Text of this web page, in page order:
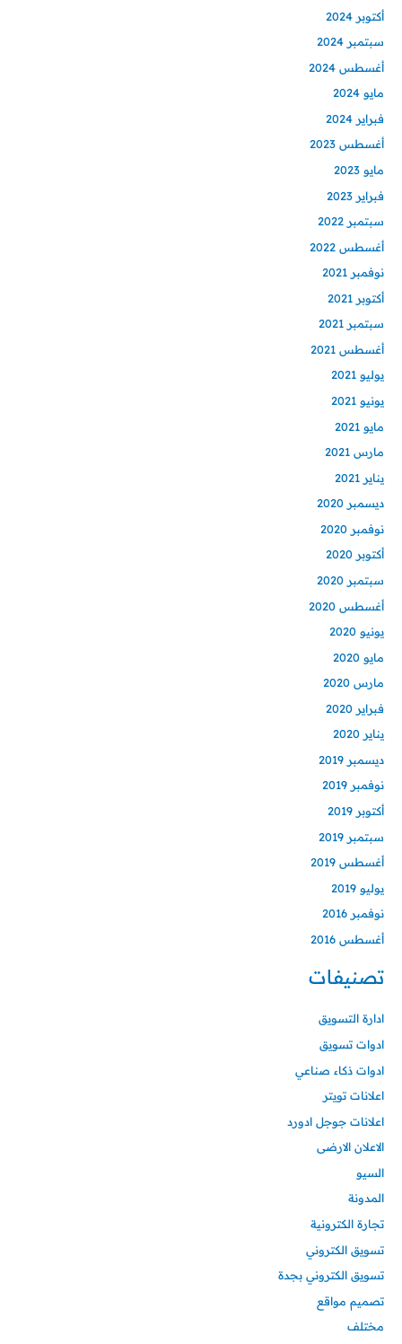
أكتوبر 2024
سبتمبر 2024
أغسطس 2024
مايو 2024
فبراير 2024
أغسطس 2023
مايو 2023
فبراير 2023
سبتمبر 2022
أغسطس 2022
نوفمبر 2021
أكتوبر 2021
سبتمبر 2021
أغسطس 2021
يوليو 2021
يونيو 2021
مايو 2021
مارس 2021
يناير 2021
ديسمبر 2020
نوفمبر 2020
أكتوبر 2020
سبتمبر 2020
أغسطس 2020
يونيو 2020
مايو 2020
مارس 2020
فبراير 2020
يناير 2020
ديسمبر 2019
نوفمبر 2019
أكتوبر 2019
سبتمبر 2019
أغسطس 2019
يوليو 2019
نوفمبر 2016
أغسطس 2016
تصنيفات
ادارة التسويق
ادوات تسويق
ادوات ذكاء صناعي
اعلانات تويتر
اعلانات جوجل ادورد
الاعلان الارضى
السيو
المدونة
تجارة الكترونية
تسويق الكتروني
تسويق الكتروني بجدة
تصميم مواقع
مختلف